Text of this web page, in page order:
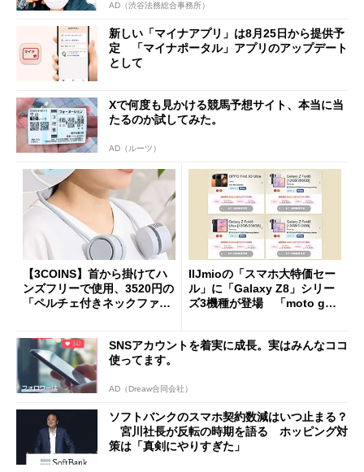
AD（渋谷法務総合事務所）
新しい「マイナアプリ」は8月25日から提供予
定 「マイナポータル」アプリのアップデート
として
Xで何度も見かける競馬予想サイト、本当に当
たるのか試してみた。
AD（ルーツ）
【3COINS】首から掛けてハ
ンズフリーで使用、3520円の
「ペルチェ付きネックファ
IIJmioの「スマホ大特価セー
ル」に「Galaxy Z8」シリー
ズ3機種が登場 「moto g37
SNSアカウントを着実に成長。実はみんなココ
使ってます。
AD（Dreaw合同会社）
ソフトバンクのスマホ契約数減はいつ止まる？
宮川社長が反転の時期を語る ホッピング対
策は「真剣にやりすぎた」